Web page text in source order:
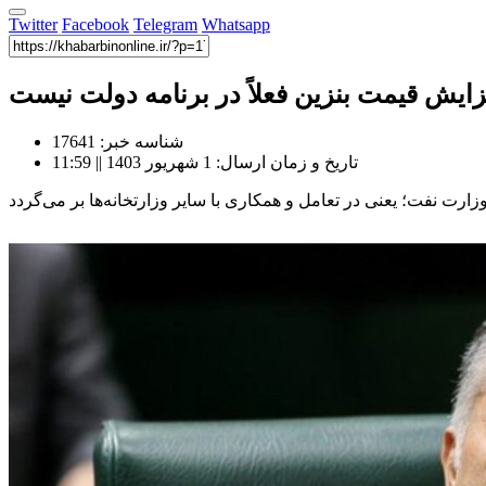
Twitter Facebook Telegram Whatsapp
قیمت بنزین فعلاً در برنامه دولت نیست
شناسه خبر: 17641
تاریخ و زمان ارسال: 1 شهریور 1403 || 11:59